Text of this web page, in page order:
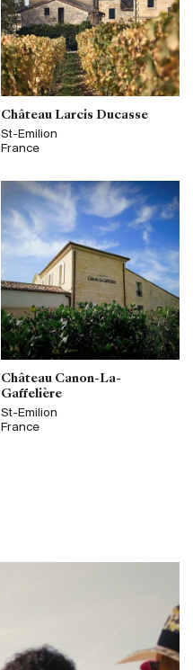
Château Larcis Ducasse
St-Emilion
France
Château Canon-La-
Gaffelière
St-Emilion
France